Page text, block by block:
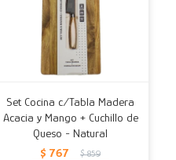
Set Cocina c/Tabla Madera
Acacia y Mango + Cuchillo de
Queso - Natural
$ 767 $ 859